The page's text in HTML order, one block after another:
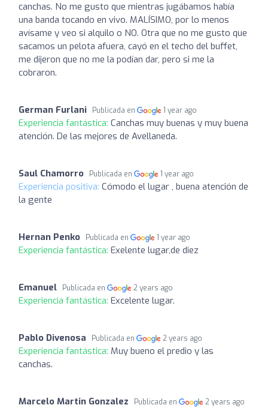
canchas. No me gusto que mientras jugábamos había
una banda tocando en vivo. MALÍSIMO, por lo menos
avísame y veo si alquilo o NO. Otra que no me gusto que
sacamos un pelota afuera, cayó en el techo del buffet,
me dijeron que no me la podían dar, pero si me la
cobraron.
German Furlani Publicada en 1 year ago
Experiencia fantástica: Canchas muy buenas y muy buena
atención. De las mejores de Avellaneda.
Saul Chamorro Publicada en 1 year ago
Experiencia positiva: Cómodo el lugar , buena atención de
la gente
Hernan Penko Publicada en 1 year ago
Experiencia fantástica: Exelente lugar,de diez
Emanuel Publicada en 2 years ago
Experiencia fantástica: Excelente lugar.
Pablo Divenosa Publicada en 2 years ago
Experiencia fantástica: Muy bueno el predio y las
canchas.
Marcelo Martin Gonzalez Publicada en 2 years ago